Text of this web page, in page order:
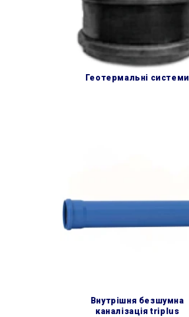
геотермальні системи
внутрішня безшумна
каналізація triplus